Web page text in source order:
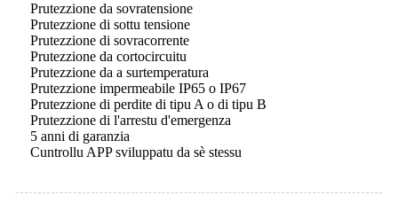
Prutezzione da sovratensione
Prutezzione di sottu tensione
Prutezzione di sovracorrente
Prutezzione da cortocircuitu
Prutezzione da a surtemperatura
Prutezzione impermeabile IP65 o IP67
Prutezzione di perdite di tipu A o di tipu B
Prutezzione di l'arrestu d'emergenza
5 anni di garanzia
Cuntrollu APP sviluppatu da sè stessu